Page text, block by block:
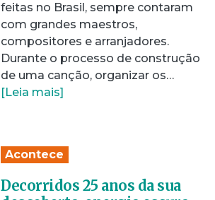
feitas no Brasil, sempre contaram
com grandes maestros,
compositores e arranjadores.
Durante o processo de construção
de uma canção, organizar os…
[Leia mais]
Acontece
Decorridos 25 anos da sua